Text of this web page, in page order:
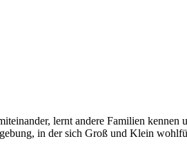
lernt andere Familien
in der sich Groß und Klein